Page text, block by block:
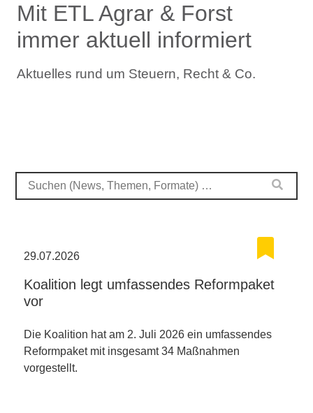
Mit ETL Agrar & Forst
immer aktuell informiert
Aktuelles rund um Steuern, Recht & Co.
29.07.2026
Koalition legt umfassendes Reformpaket
vor
Die Koalition hat am 2. Juli 2026 ein umfassendes
Reformpaket mit insgesamt 34 Maßnahmen
vorgestellt.